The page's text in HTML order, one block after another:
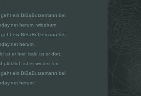
geht ein BiBaButzemann bei
herum, widebum
geht ein BiBaButzemann bei
herum.
ist er hier, bald ist er dort,
plötzlich ist er wieder fort.
geht ein BiBaButzemann bei
herum.“